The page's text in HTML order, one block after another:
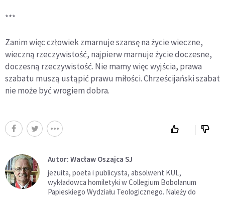
***
Zanim więc człowiek zmarnuje szansę na życie wieczne,
wieczną rzeczywistość, najpierw marnuje życie doczesne,
doczesną rzeczywistość. Nie mamy więc wyjścia, prawa
szabatu muszą ustąpić prawu miłości. Chrześcijański szabat
nie może być wrogiem dobra.
Autor: Wacław Oszajca SJ
jezuita, poeta i publicysta, absolwent KUL,
wykładowca homiletyki w Collegium Bobolanum
Papieskiego Wydziału Teologicznego. Należy do